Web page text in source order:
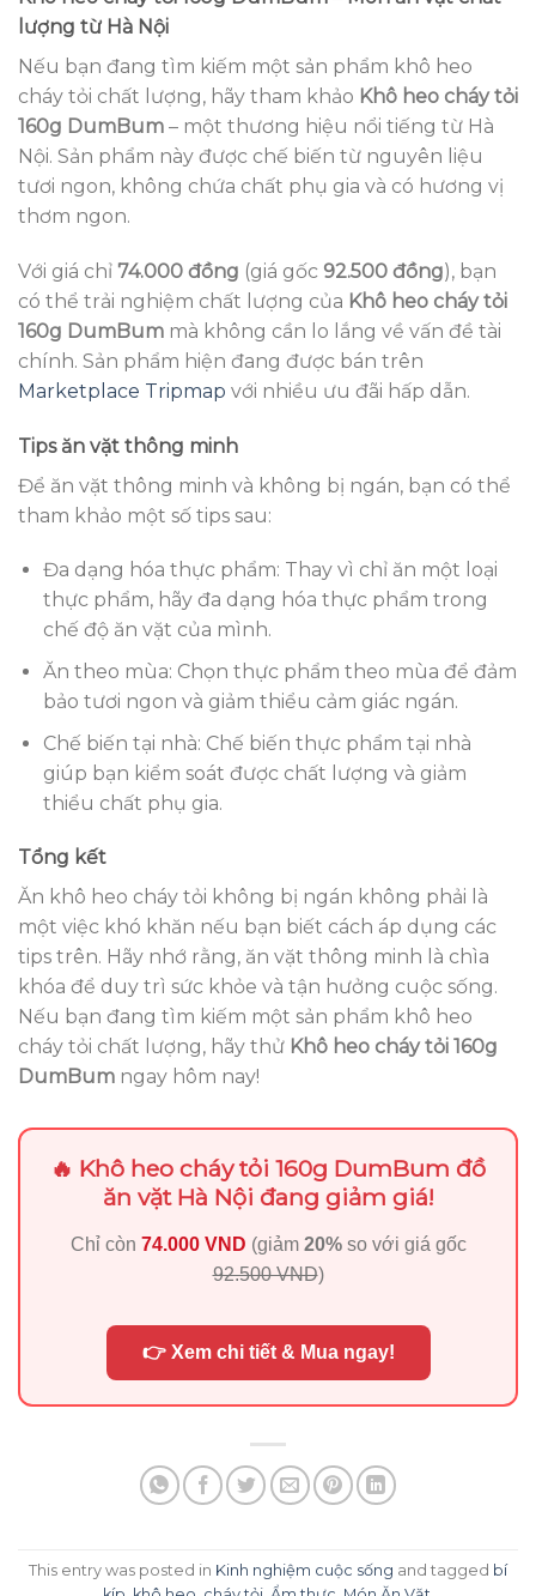
lượng từ Hà Nội
Nếu bạn đang tìm kiếm một sản phẩm khô heo
cháy tỏi chất lượng, hãy tham khảo Khô heo cháy tỏi
160g DumBum – một thương hiệu nổi tiếng từ Hà
Nội. Sản phẩm này được chế biến từ nguyên liệu
tươi ngon, không chứa chất phụ gia và có hương vị
thơm ngon.
Với giá chỉ 74.000 đồng (giá gốc 92.500 đồng), bạn
có thể trải nghiệm chất lượng của Khô heo cháy tỏi
160g DumBum mà không cần lo lắng về vấn đề tài
chính. Sản phẩm hiện đang được bán trên
Marketplace Tripmap với nhiều ưu đãi hấp dẫn.
Tips ăn vặt thông minh
Để ăn vặt thông minh và không bị ngán, bạn có thể
tham khảo một số tips sau:
Đa dạng hóa thực phẩm: Thay vì chỉ ăn một loại
thực phẩm, hãy đa dạng hóa thực phẩm trong
chế độ ăn vặt của mình.
Ăn theo mùa: Chọn thực phẩm theo mùa để đảm
bảo tươi ngon và giảm thiểu cảm giác ngán.
Chế biến tại nhà: Chế biến thực phẩm tại nhà
giúp bạn kiểm soát được chất lượng và giảm
thiểu chất phụ gia.
Tổng kết
Ăn khô heo cháy tỏi không bị ngán không phải là
một việc khó khăn nếu bạn biết cách áp dụng các
tips trên. Hãy nhớ rằng, ăn vặt thông minh là chìa
khóa để duy trì sức khỏe và tận hưởng cuộc sống.
Nếu bạn đang tìm kiếm một sản phẩm khô heo
cháy tỏi chất lượng, hãy thử Khô heo cháy tỏi 160g
DumBum ngay hôm nay!
🔥 Khô heo cháy tỏi 160g DumBum đồ
ăn vặt Hà Nội đang giảm giá!
Chỉ còn 74.000 VND (giảm 20%so với giá gốc
92.500 VND)
👉 Xem chi tiết & Mua ngay!
This entry was posted in Kinh nghiệm cuộc sống and tagged bí